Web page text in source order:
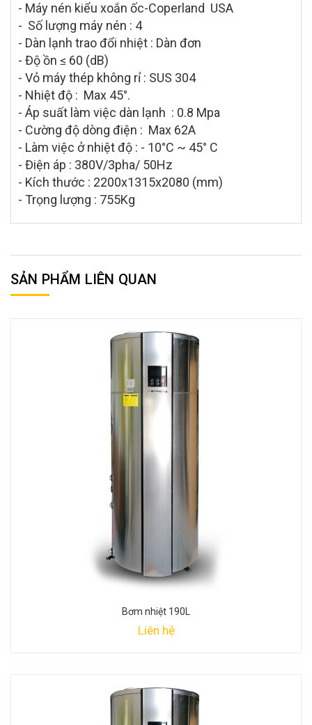
- Máy nén kiểu xoắn ốc-Coperland USA
- Số lượng máy nén : 4
- Dàn lạnh trao đổi nhiệt : Dàn đơn
- Độ ồn ≤ 60 (dB)
- Vỏ máy thép không rỉ : SUS 304
- Nhiệt độ : Max 45°.
- Áp suất làm việc dàn lạnh : 0.8 Mpa
- Cường độ dòng điện : Max 62A
- Làm việc ở nhiệt độ : - 10°C ~ 45° C
- Điện áp : 380V/3pha/ 50Hz
- Kích thước : 2200x1315x2080 (mm)
- Trọng lượng : 755Kg
SẢN PHẨM LIÊN QUAN
Bơm nhiệt 190L
Liên hệ